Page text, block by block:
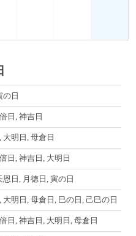
の日
日, 神吉日
大明日, 母倉日
日, 神吉日, 大明日
恩日, 月徳日, 寅の日
大明日, 母倉日, 巳の日, 己巳の日
日, 神吉日, 大明日, 母倉日